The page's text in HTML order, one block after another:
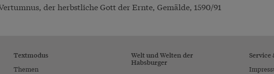
der herbstliche Gott der Ernte, Gemälde, 1590/91
Textmodus
Themen
Welt und Welten der
Habsburger